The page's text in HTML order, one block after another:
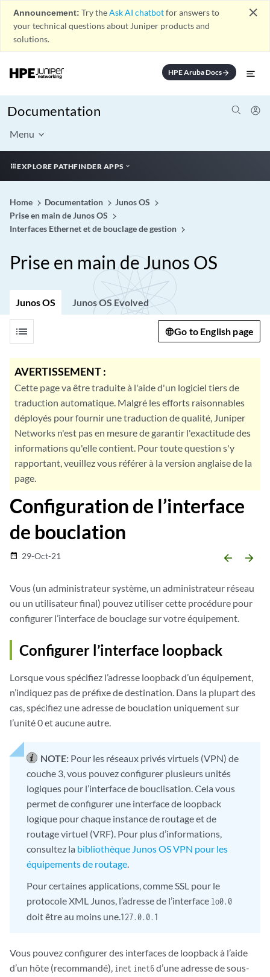
Announcement: Try theAsk AI chatbotfor answers to
your technical questions about Juniper products and
solutions.
close
HPE Aruba Docsarrow_forward
Documentation
Menu
EXPLORE PATHFINDER APPS
Home Documentation
Junos OS
Prise en main de Junos OS
Interfaces Ethernet et de bouclage de gestion
Prise en main de Junos OS
Junos OS Junos OS Evolved
list Go to English page
AVERTISSEMENT :
Cette page va être traduite à l'aide d'un logiciel tiers de
traduction automatique. Malgré les efforts raisonnables
déployés pour fournir une traduction de qualité, Juniper
Networks n'est pas en mesure de garantir l'exactitude des
informations qu'elle contient. Pour toute question s'y
rapportant, veuillez vous référer à la version anglaise de la
page.
Configuration de l’interface
de bouclation
date_range 29-Oct-21 arrow_backward arrow_forward
Vous (un administrateur système, un administrateur réseau
ou un utilisateur final) pouvez utiliser cette procédure pour
configurer l’interface de bouclage sur votre équipement.
Configurer l’interface loopback
Lorsque vous spécifiez l’adresse loopback d’un équipement,
n’indiquez pas de préfixe de destination. Dans la plupart des
cas, spécifiez une adresse de bouclation uniquement sur
l’unité 0 et aucune autre.
NOTE: Pour les réseaux privés virtuels (VPN) de
couche 3, vous pouvez configurer plusieurs unités
logiques pour l’interface de bouclisation. Cela vous
permet de configurer une interface de loopback
logique pour chaque instance de routage et de
routage virtuel (VRF). Pour plus d’informations,
consultez la bibliothèque Junos OS VPN pour les
équipements de routage.
Pour certaines applications, comme SSL pour le
protocole XML Junos, l’adresse de l’interface lo0.0
doit être au moins une.127.0.0.1
Vous pouvez configurer des interfaces de loopback à l’aide
d’un hôte (recommandé), inet inet6d’une adresse de sous-